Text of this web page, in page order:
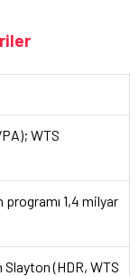
WTS
programı 1,4 milyar
Slayton (HDR, WTS